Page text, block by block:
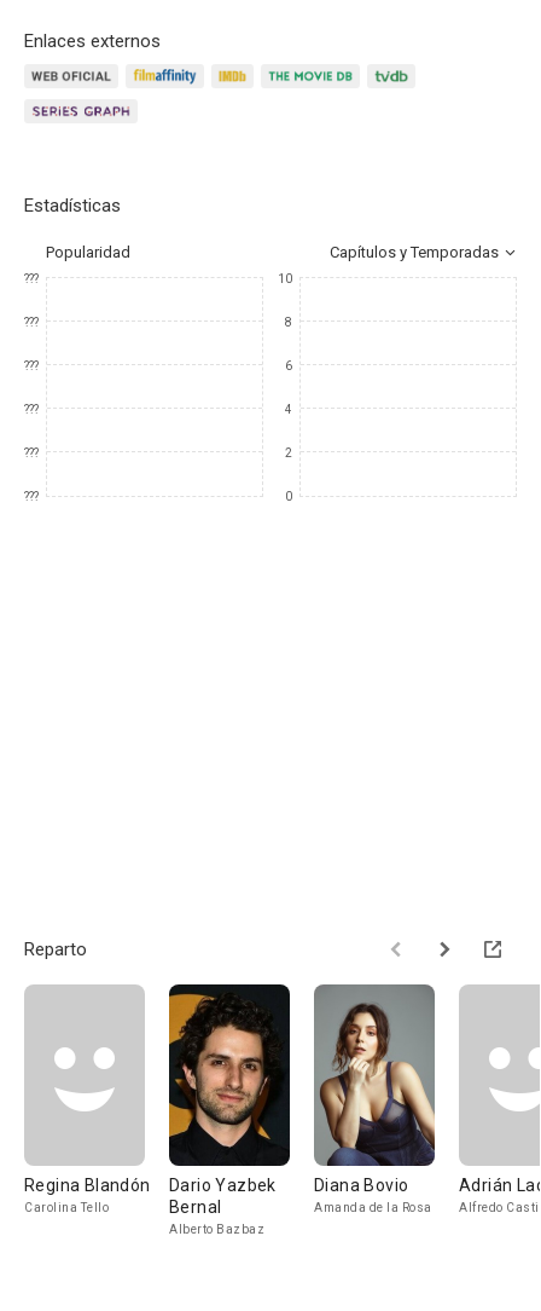
Enlaces externos
Estadísticas
Popularidad Capítulos y Temporadas
???
???
???
???
???
???
10
8
6
4
2
0
Reparto
Regina Blandón
Carolina Tello
Dario Yazbek
Bernal
Alberto Bazbaz
Diana Bovio
Amanda de la Rosa
Adrián
Alfredo